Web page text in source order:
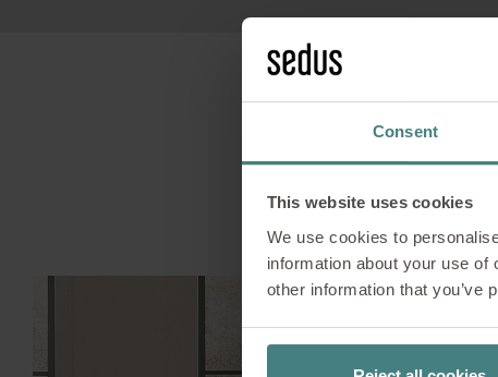
Consent
This website uses cookies
We use cookies to
information about your use
other information that you’ve